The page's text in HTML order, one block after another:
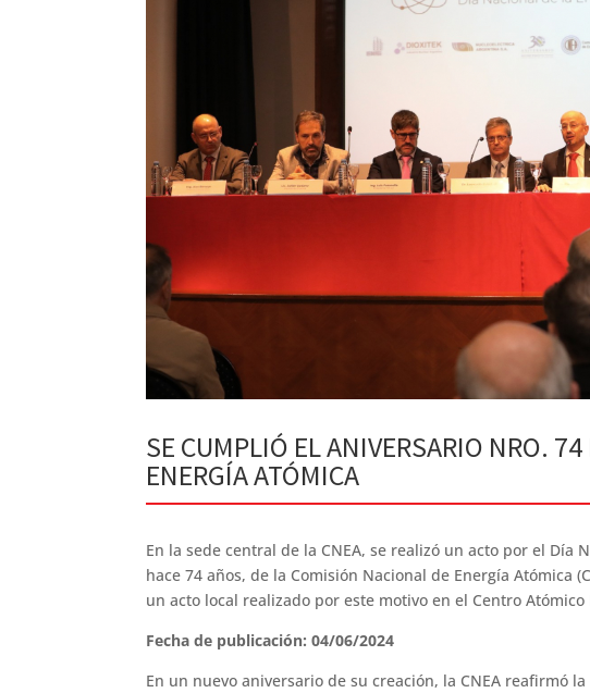
SE CUMPLIÓ EL ANIVERSARIO NRO.
ENERGÍA ATÓMICA
En la sede central de la CNEA, se realizó un acto por el
hace 74 años, de la Comisión Nacional de Energía Atómica
un acto local realizado por este motivo en el Centro Atómico
Fecha de publicación: 04/06/2024
En un nuevo aniversario de su creación, la CNEA reafirmó